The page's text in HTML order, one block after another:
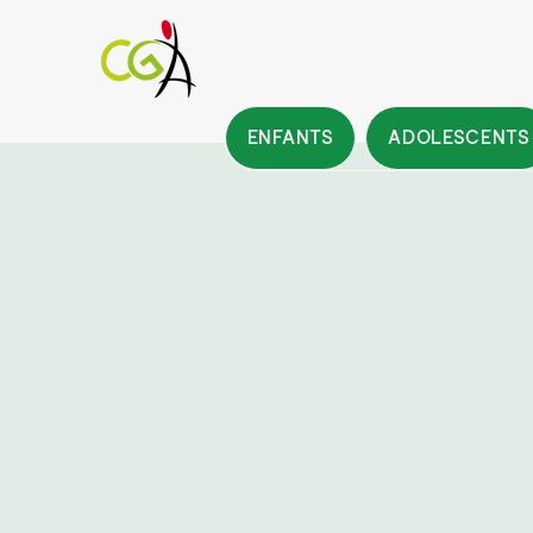
ENFANTS ADOLESCENTS